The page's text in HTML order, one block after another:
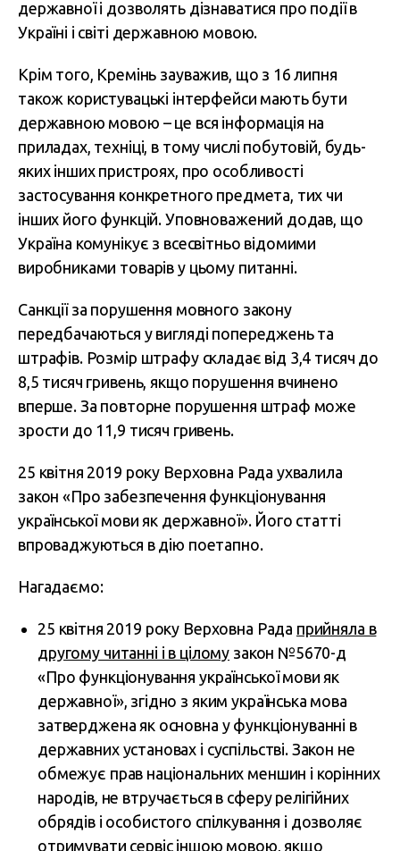
державної і дозволять дізнаватися про події в
Україні і світі державною мовою.
Крім того, Кремінь зауважив, що з 16 липня
також користувацькі інтерфейси мають бути
державною мовою – це вся інформація на
приладах, техніці, в тому числі побутовій, будь-
яких інших пристроях, про особливості
застосування конкретного предмета, тих чи
інших його функцій. Уповноважений додав, що
Україна комунікує з всесвітньо відомими
виробниками товарів у цьому питанні.
Санкції за порушення мовного закону
передбачаються у вигляді попереджень та
штрафів. Розмір штрафу складає від 3,4 тисяч до
8,5 тисяч гривень, якщо порушення вчинено
вперше. За повторне порушення штраф може
зрости до 11,9 тисяч гривень.
25 квітня 2019 року Верховна Рада ухвалила
закон «Про забезпечення функціонування
української мови як державної». Його статті
впроваджуються в дію поетапно.
Нагадаємо:
25 квітня 2019 року Верховна Рада прийняла в
другому читанні і в цілому закон №5670-д
«Про функціонування української мови як
державної», згідно з яким українська мова
затверджена як основна у функціонуванні в
державних установах і суспільстві. Закон не
обмежує прав національних меншин і корінних
народів, не втручається в сферу релігійних
обрядів і особистого спілкування і дозволяє
отримувати сервіс іншою мовою, якщо